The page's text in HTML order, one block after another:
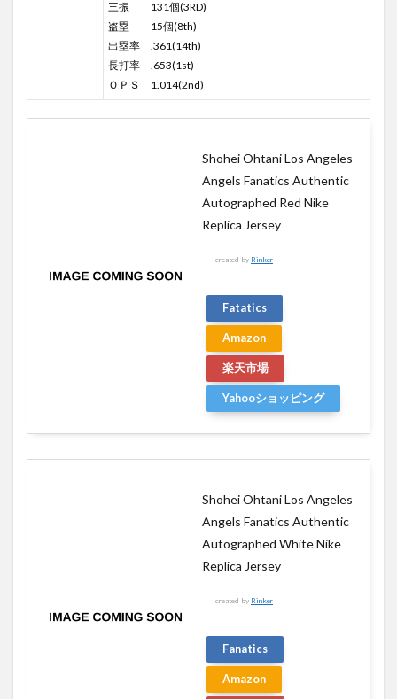
三振 131個(3RD)
盗塁 15個(8th)
出塁率 .361(14th)
長打率 .653(1st)
ＯＰＳ 1.014(2nd)
Shohei Ohtani Los Angeles
Angels Fanatics Authentic
Autographed Red Nike
Replica Jersey
created by Rinker
Fatatics
Amazon
楽天市場
Yahooショッピング
Shohei Ohtani Los Angeles
Angels Fanatics Authentic
Autographed White Nike
Replica Jersey
created by Rinker
Fanatics
Amazon